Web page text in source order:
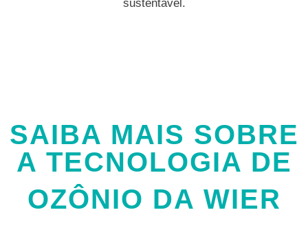
sustentável.
SAIBA MAIS SOBRE
A TECNOLOGIA DE
OZÔNIO DA WIER